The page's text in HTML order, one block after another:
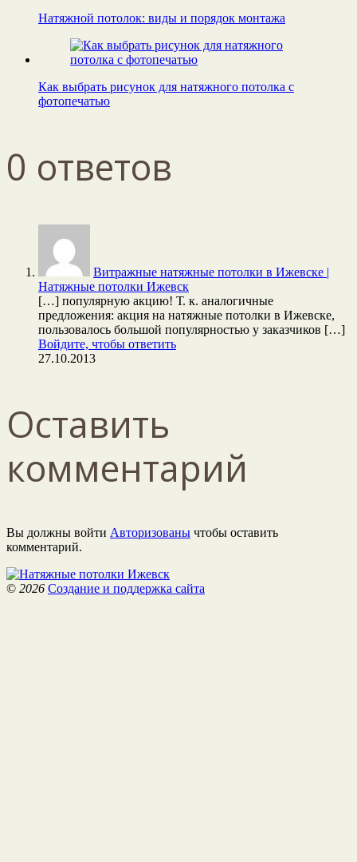
Натяжной потолок: виды и порядок монтажа
Как выбрать рисунок для натяжного потолка с
фотопечатью
0 ответов
Витражные натяжные потолки в Ижевске |
Натяжные потолки Ижевск
[…] популярную акцию! Т. к. аналогичные
предложения: акция на натяжные потолки в Ижевске,
пользовалось большой популярностью у заказчиков […]
Войдите, чтобы ответить
27.10.2013
Оставить
комментарий
Вы должны войти Авторизованы чтобы оставить
комментарий.
© 2026 Создание и поддержка сайта